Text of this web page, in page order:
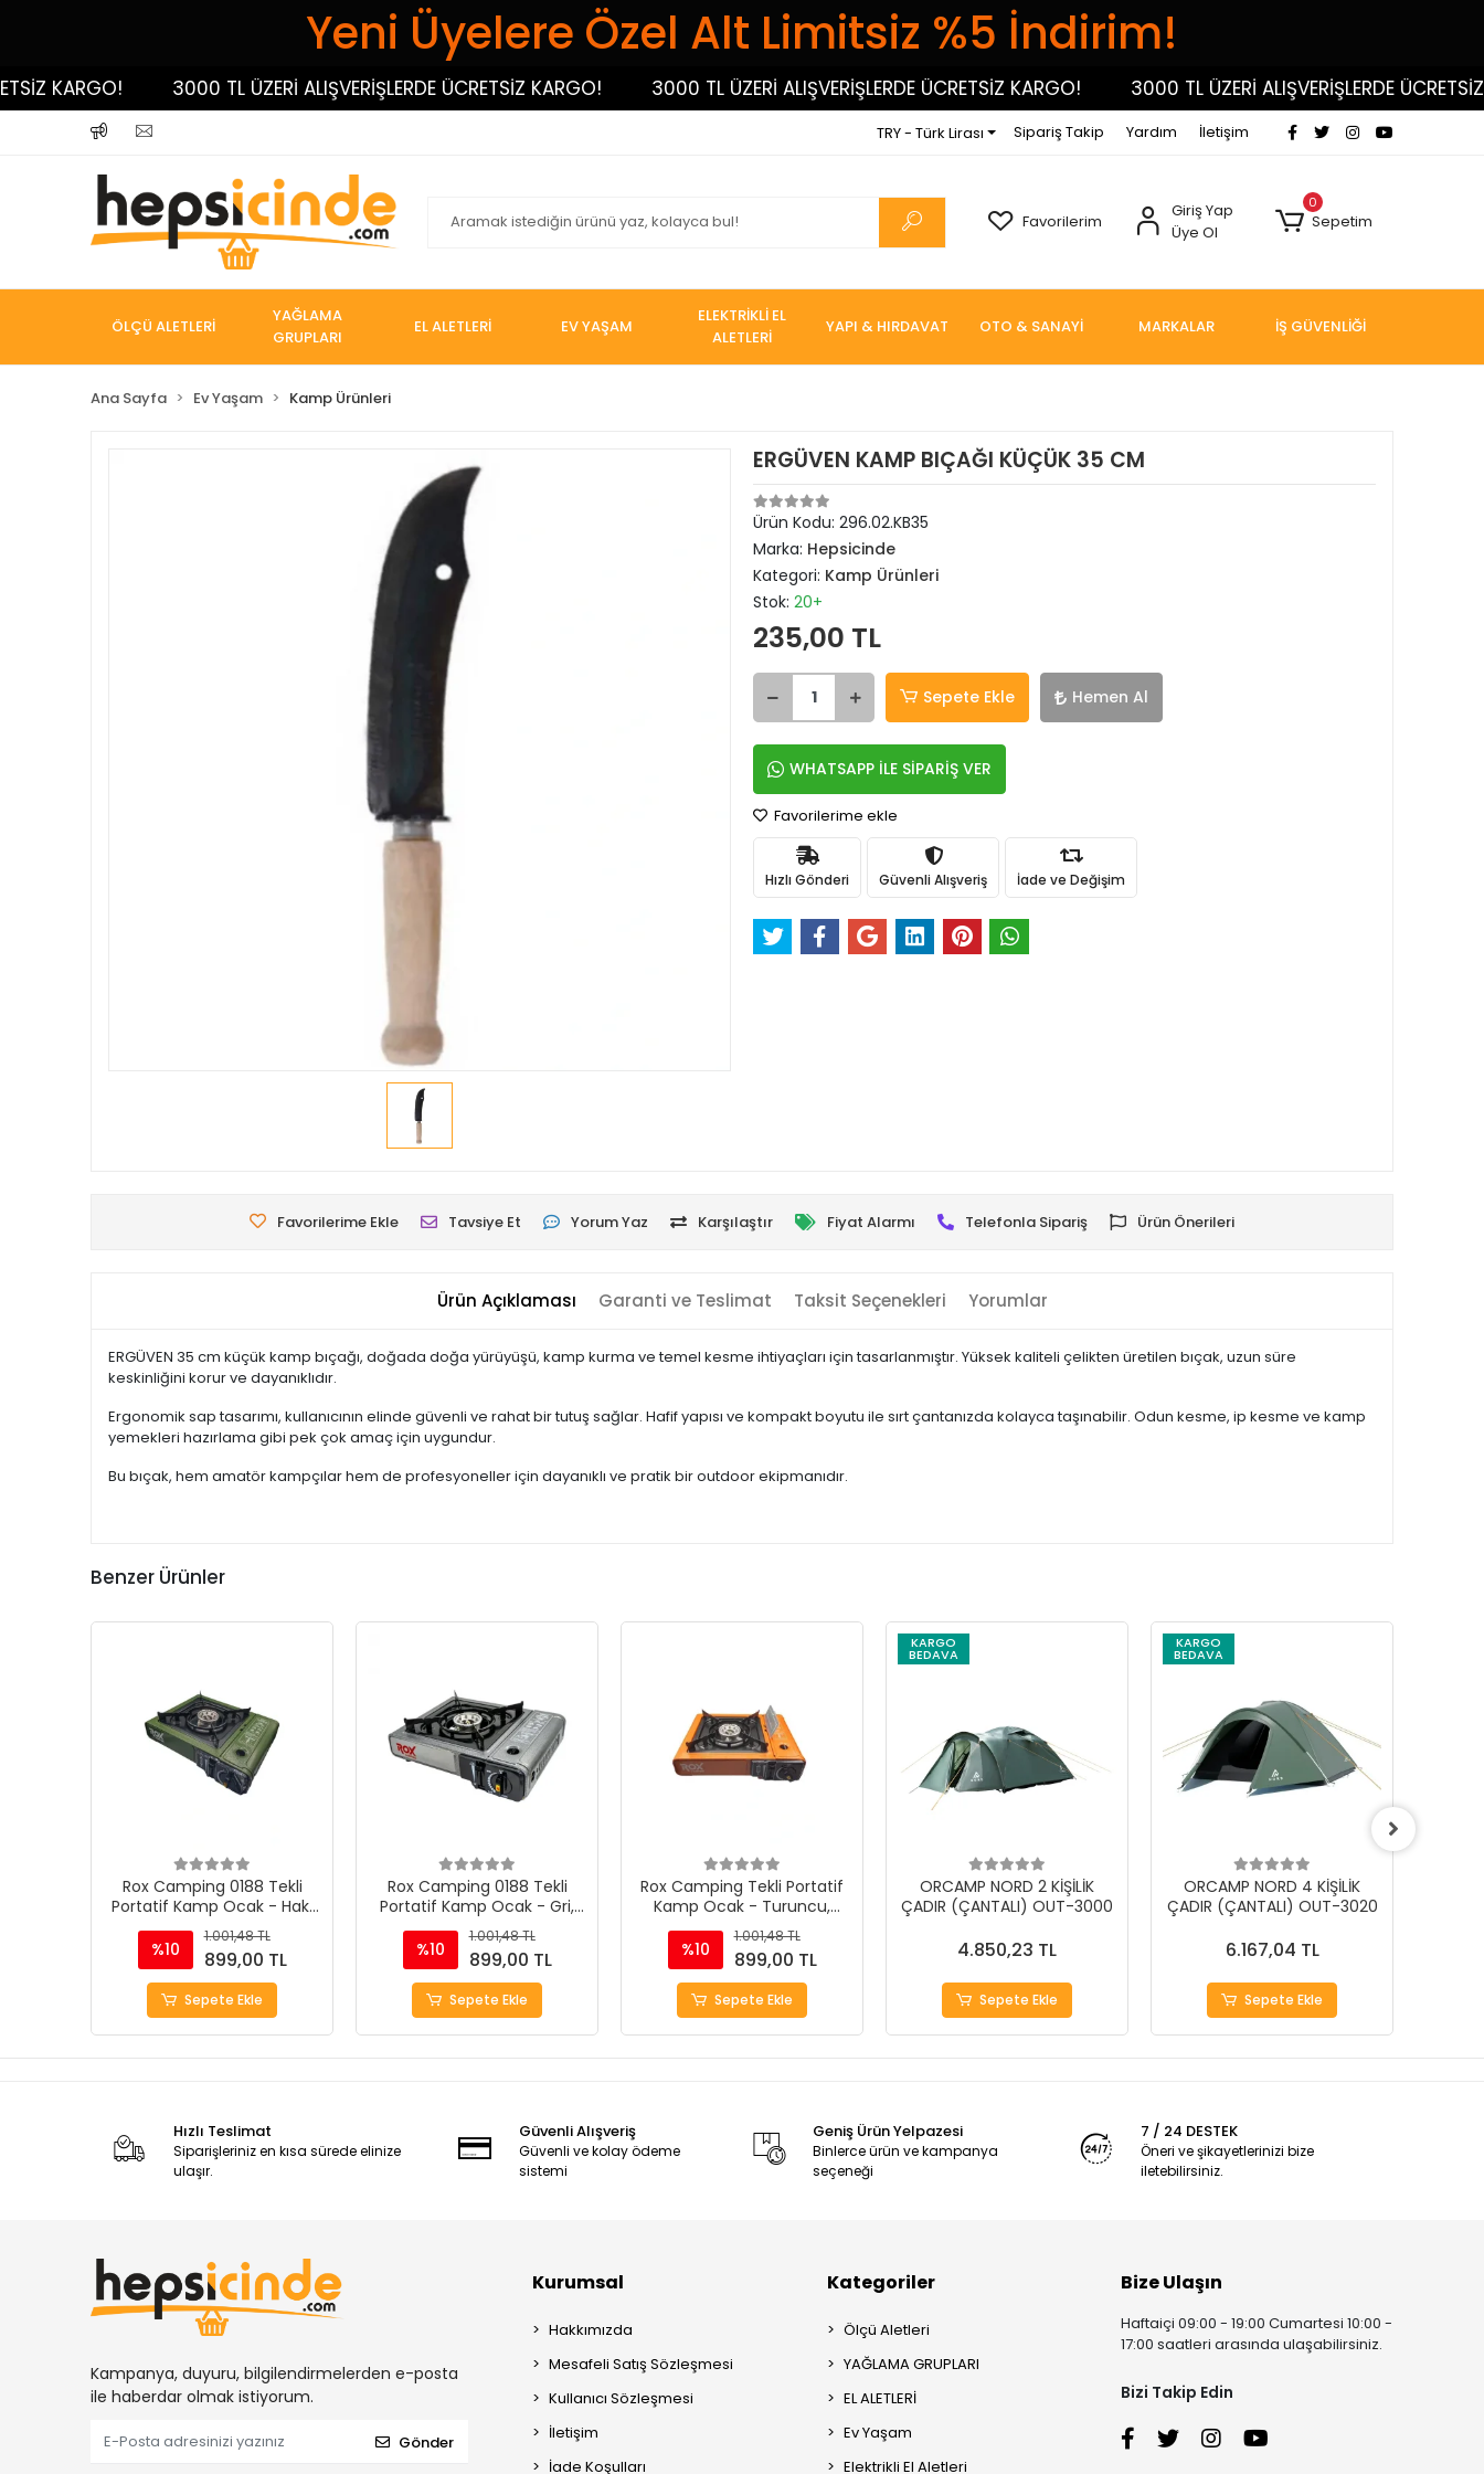
Yeni Üyelere Özel Alt Limitsiz %5 İndirim!
KARGO! 3000 TL ÜZERİ ALIŞVERİŞLERDE ÜCRETSİZ KARGO! 3000 TL ÜZERİ ALIŞVERİŞLERDE ÜCRETSİZ KARGO! 3000 TL ÜZERİ ALIŞVERİŞLERDE ÜCRETSİZ
TRY - Türk Lirası Sipariş Takip Yardım İletişim
Favorilerim
Giriş Yap
Üye Ol
0
Sepetim
ÖLÇÜ ALETLERİ
YAĞLAMA
GRUPLARI
EL ALETLERİ EV YAŞAM
ELEKTRİKLİ EL
ALETLERİ
YAPI & HIRDAVAT OTO & SANAYİ MARKALAR İŞ GÜVENLİĞİ
Ana Sayfa Ev Yaşam Kamp Ürünleri
ERGÜVEN KAMP BIÇAĞI KÜÇÜK 35 CM
Ürün Kodu: 296.02.KB35
Marka: Hepsicinde
Kategori: Kamp Ürünleri
Stok: 20+
235,00 TL
Sepete Ekle Hemen Al
WHATSAPP İLE SİPARİŞ VER
Favorilerime ekle
Hızlı Gönderi Güvenli Alışveriş İade ve Değişim
Favorilerime Ekle Tavsiye Et Yorum Yaz Karşılaştır Fiyat Alarmı Telefonla Sipariş Ürün Önerileri
Ürün Açıklaması Garanti ve Teslimat Taksit Seçenekleri Yorumlar
ERGÜVEN 35 cm küçük kamp bıçağı, doğada doğa yürüyüşü, kamp kurma ve temel kesme ihtiyaçları için tasarlanmıştır. Yüksek kaliteli çelikten üretilen bıçak, uzun süre
keskinliğini korur ve dayanıklıdır.
Ergonomik sap tasarımı, kullanıcının elinde güvenli ve rahat bir tutuş sağlar. Hafif yapısı ve kompakt boyutu ile sırt çantanızda kolayca taşınabilir. Odun kesme, ip kesme ve kamp
yemekleri hazırlama gibi pek çok amaç için uygundur.
Bu bıçak, hem amatör kampçılar hem de profesyoneller için dayanıklı ve pratik bir outdoor ekipmanıdır.
Benzer Ürünler
Rox Camping 0188 Tekli
Portatif Kamp Ocak - Haki
Yeşil, Rüzgarlıklı, Ekstra Gaz
Girişli
%10
1.001,48 TL
899,00 TL
Sepete Ekle
Rox Camping 0188 Tekli
Portatif Kamp Ocak - Gri,
Rüzgarlıklı, Ekstra Gaz Girişli
%10
1.001,48 TL
899,00 TL
Sepete Ekle
Rox Camping Tekli Portatif
Kamp Ocak - Turuncu,
Rüzgarlıklı, Ekstra Gaz Girişli
%10
1.001,48 TL
899,00 TL
Sepete Ekle
KARGO
BEDAVA
ORCAMP NORD 2 KİŞİLİK
ÇADIR (ÇANTALI) OUT-3000
4.850,23 TL
Sepete Ekle
KARGO
BEDAVA
ORCAMP NORD 4 KİŞİLİK
ÇADIR (ÇANTALI) OUT-3020
6.167,04 TL
Sepete Ekle
Hızlı Teslimat
Siparişleriniz en kısa sürede elinize
ulaşır.
Güvenli Alışveriş
Güvenli ve kolay ödeme
sistemi
Geniş Ürün Yelpazesi
Binlerce ürün ve kampanya
seçeneği
7 / 24 DESTEK
Öneri ve şikayetlerinizi bize
iletebilirsiniz.
Kampanya, duyuru, bilgilendirmelerden e-posta
ile haberdar olmak istiyorum.
Gönder
Kurumsal
Hakkımızda
Mesafeli Satış Sözleşmesi
Kullanıcı Sözleşmesi
İletişim
İade Koşulları
Kategoriler
Ölçü Aletleri
YAĞLAMA GRUPLARI
EL ALETLERİ
Ev Yaşam
Elektrikli El Aletleri
Bize Ulaşın
Haftaiçi 09:00 - 19:00 Cumartesi 10:00 -
17:00 saatleri arasında ulaşabilirsiniz.
Bizi Takip Edin